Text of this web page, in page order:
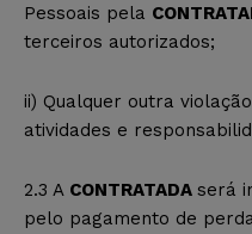
Pessoais pela
terceiros autorizados;
ii) Qualquer outra
atividades e
2.3 A CONTRATADA será
pelo pagamento de